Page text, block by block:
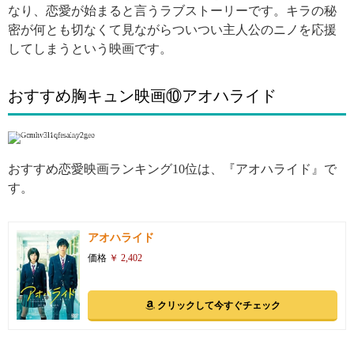
なり、恋愛が始まると言うラブストーリーです。キラの秘
密が何とも切なくて見ながらついつい主人公のニノを応援
してしまうという映画です。
おすすめ胸キュン映画⑩アオハライド
おすすめ恋愛映画ランキング10位は、『アオハライド』で
す。
アオハライド
価格 ￥ 2,402
クリックして今すぐチェック